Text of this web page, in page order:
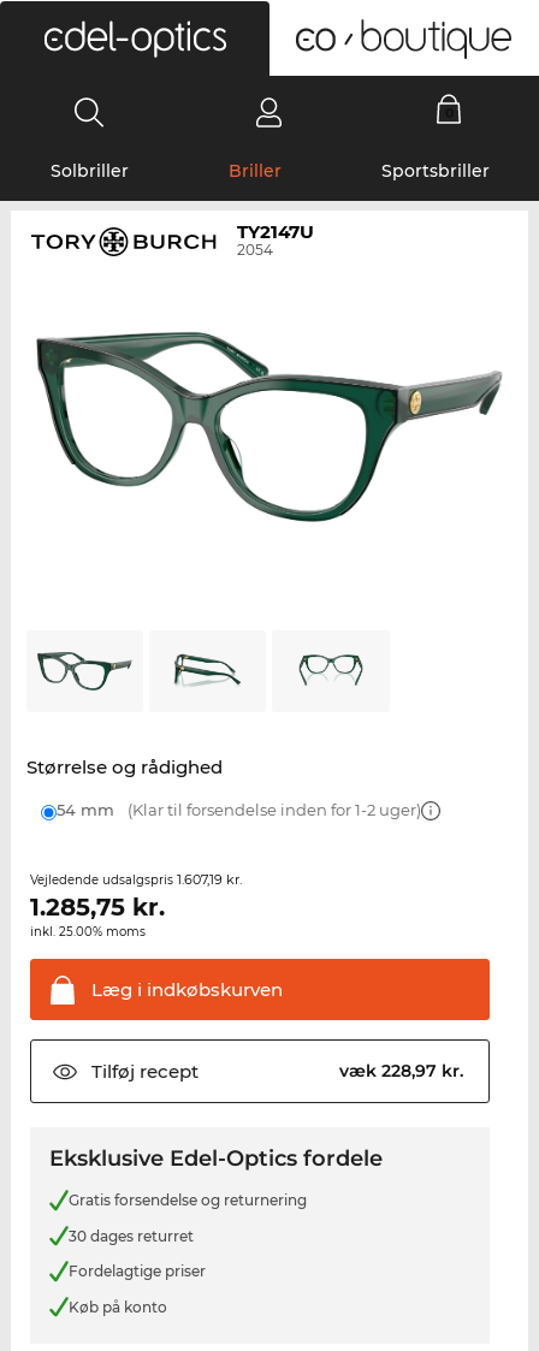
Solbriller Briller Sportsbriller
TY2147U
2054
Størrelse og rådighed
54 mm (Klar til forsendelse inden for 1-2 uger)
Vejledende udsalgspris 1.607,19 kr.
1.285,75kr.
inkl. 25.00% moms
Læg i indkøbskurven
Tilføj recept væk 228,97 kr.
Eksklusive Edel-Optics fordele
Gratis forsendelse og returnering
30 dages returret
Fordelagtige priser
Køb på konto